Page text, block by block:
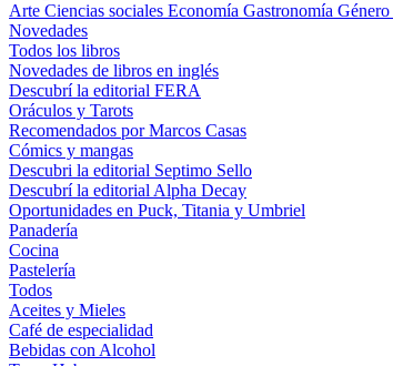
Arte Ciencias sociales Economía Gastronomía Género
Novedades
Todos los libros
Novedades de libros en inglés
Descubrí la editorial FERA
Oráculos y Tarots
Recomendados por Marcos Casas
Cómics y mangas
Descubri la editorial Septimo Sello
Descubrí la editorial Alpha Decay
Oportunidades en Puck, Titania y Umbriel
Panadería
Cocina
Pastelería
Todos
Aceites y Mieles
Café de especialidad
Bebidas con Alcohol